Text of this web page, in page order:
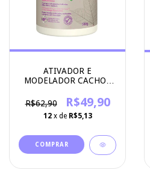
ATIVADOR E
MODELADOR CACHOS
COSMETICS
R$62,90 R$49,90
12 x de R$5,13